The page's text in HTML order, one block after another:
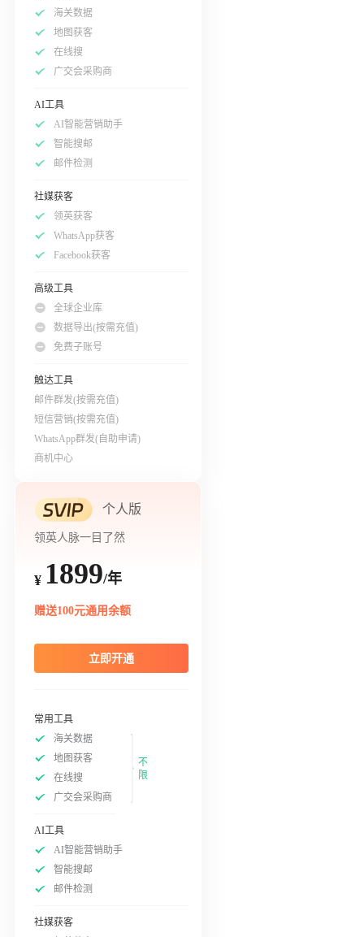
海关数据
地图获客
在线搜
广交会采购商
AI工具
AI智能营销助手
智能搜邮
邮件检测
社媒获客
领英获客
WhatsApp获客
Facebook获客
高级工具
全球企业库
数据导出(按需充值)
免费子账号
触达工具
邮件群发(按需充值)
短信营销(按需充值)
WhatsApp群发(自助申请)
商机中心
个人版
领英人脉一目了然
¥ 1899/年
赠送100元通用余额
立即开通
常用工具
海关数据
地图获客
在线搜
广交会采购商
不
限
AI工具
AI智能营销助手
智能搜邮
邮件检测
社媒获客